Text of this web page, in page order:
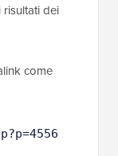
dei
come